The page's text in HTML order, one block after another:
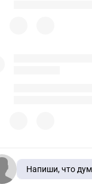
Напиши, что